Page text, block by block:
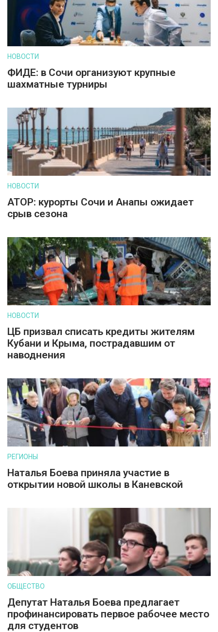
НОВОСТИ
ФИДЕ: в Сочи организуют крупные
шахматные турниры
НОВОСТИ
АТОР: курорты Сочи и Анапы ожидает
срыв сезона
НОВОСТИ
ЦБ призвал списать кредиты жителям
Кубани и Крыма, пострадавшим от
наводнения
РЕГИОНЫ
Наталья Боева приняла участие в
открытии новой школы в Каневской
ОБЩЕСТВО
Депутат Наталья Боева предлагает
профинансировать первое рабочее место
для студентов